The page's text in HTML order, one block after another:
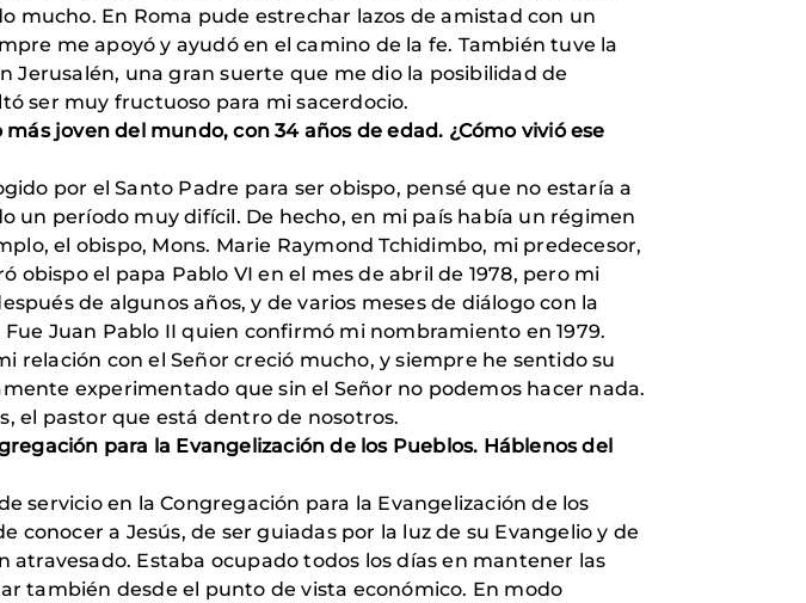
mucho. En Roma pude estrechar lazos de amistad con un
me apoyó y ayudó en el camino de la fe. También tuve la
Jerusalén, una gran suerte que me dio la posibilidad de
ser muy fructuoso para mi sacerdocio.
joven del mundo, con 34 años de edad. ¿Cómo vivió ese
por el Santo Padre para ser obispo, pensé que no estaría a
un período muy difícil. De hecho, en mi país había un régimen
el obispo, Mons. Marie Raymond Tchidimbo, mi predecesor,
el papa Pablo VI en el mes de abril de 1978, pero mi
de algunos años, y de varios meses de diálogo con la
Juan Pablo II quien confirmó mi nombramiento en 1979.
relación con el Señor creció mucho, y siempre he sentido su
experimentado que sin el Señor no podemos hacer nada.
el pastor que está dentro de nosotros.
para la Evangelización de los Pueblos. Háblenos del
servicio en la Congregación para la Evangelización de los
a Jesús, de ser guiadas por la luz de su Evangelio y de
Estaba ocupado todos los días en mantener las
también desde el punto de vista económico. En modo